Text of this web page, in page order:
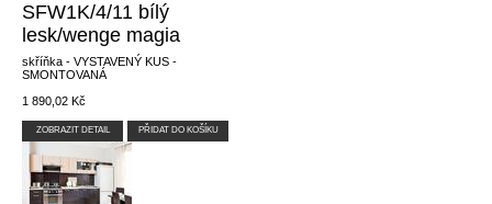
SFW1K/4/11 bílý
lesk/wenge magia
skříňka - VYSTAVENÝ KUS -
SMONTOVANÁ
1 890,02 Kč
ZOBRAZIT DETAIL PŘIDAT DO KOŠÍKU